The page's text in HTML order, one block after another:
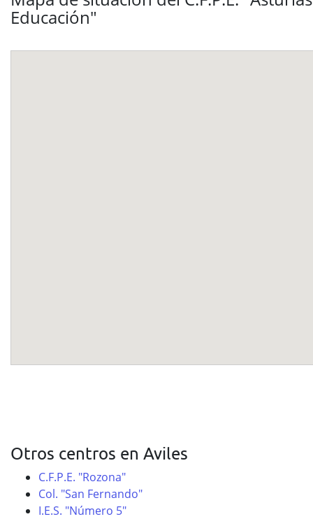
Educación"
Otros centros en Aviles
C.F.P.E. "Rozona"
Col. "San Fernando"
I.E.S. "Número 5"